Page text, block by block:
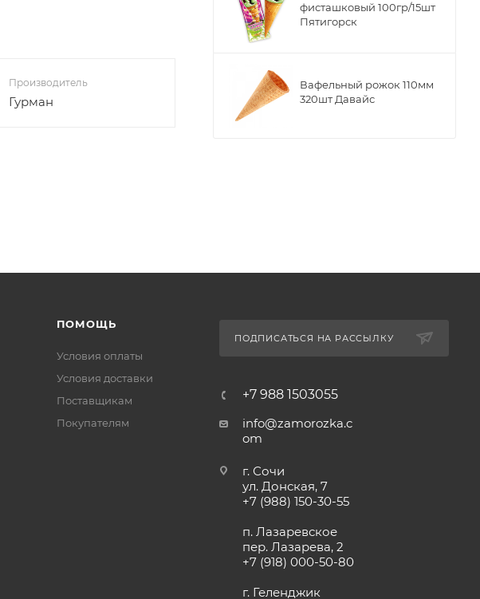
Производитель
Гурман
фисташковый 100гр/15шт
Пятигорск
Вафельный рожок 110мм
320шт Давайс
ПОМОЩЬ
Условия оплаты
Условия доставки
Поставщикам
Покупателям
ПОДПИСАТЬСЯ НА РАССЫЛКУ
+7 988 1503055
info@zamorozka.c
om
г. Сочи
ул. Донская, 7
+7 (988) 150-30-55
п. Лазаревское
пер. Лазарева, 2
+7 (918) 000-50-80
г. Геленджик